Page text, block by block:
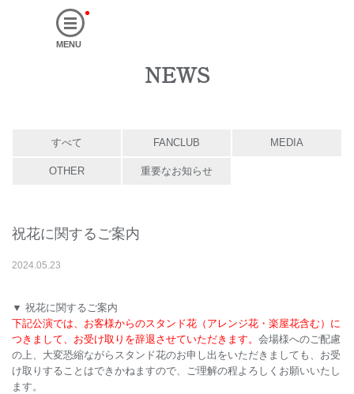
MENU
NEWS
すべて FANCLUB MEDIA
OTHER 重要なお知らせ
祝花に関するご案内
2024.05.23
▼ 祝花に関するご案内
下記公演では、お客様からのスタンド花（アレンジ花・楽屋花含む）に
つきまして、お受け取りを辞退させていただきます。 会場様へのご配慮
の上、大変恐縮ながらスタンド花のお申し出をいただきましても、お受
け取りすることはできかねますので、ご理解の程よろしくお願いいたし
ます。